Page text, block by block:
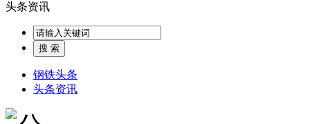
头条资讯
钢铁头条
头条资讯